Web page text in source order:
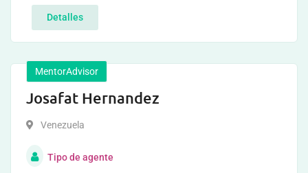
Detalles
MentorAdvisor
Josafat Hernandez
Venezuela
Tipo de agente